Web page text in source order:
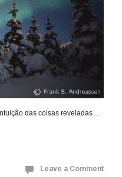
das coisas reveladas…
Leave a Comment